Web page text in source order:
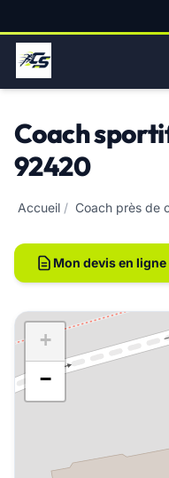
Coach
92420
Accueil / Coach près de
Mon devis en
+
−